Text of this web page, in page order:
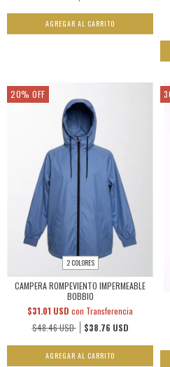
AGREGAR AL CARRITO
20% OFF
2 COLORES
CAMPERA ROMPEVIENTO IMPERMEABLE
BOBBIO
$48.46 USD $38.76 USD
$31.01 USD con Transferencia
AGREGAR AL CARRITO